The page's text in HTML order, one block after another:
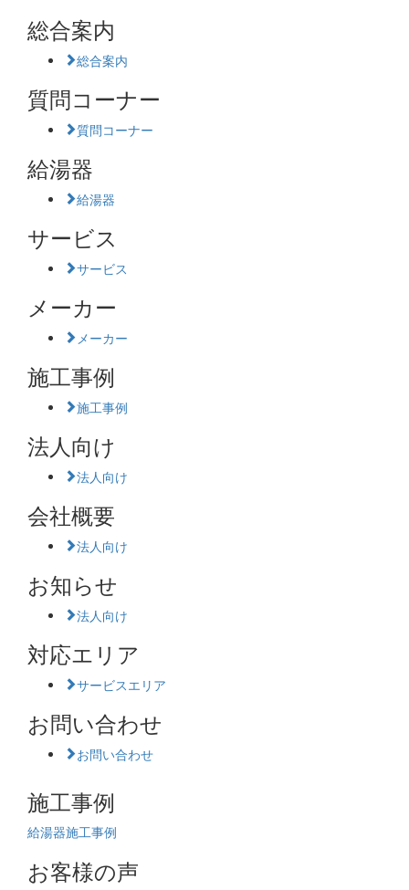
総合案内
総合案内
質問コーナー
質問コーナー
給湯器
給湯器
サービス
サービス
メーカー
メーカー
施工事例
施工事例
法人向け
法人向け
会社概要
法人向け
お知らせ
法人向け
対応エリア
サービスエリア
お問い合わせ
お問い合わせ
施工事例
給湯器施工事例
お客様の声